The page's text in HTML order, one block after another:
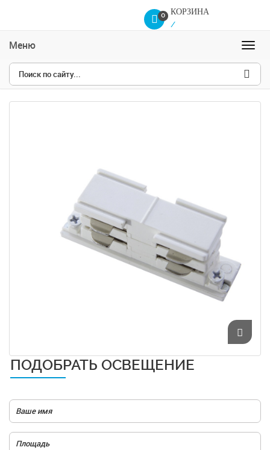
0
КОРЗИНА
/
Меню
ПОДОБРАТЬ ОСВЕЩЕНИЕ